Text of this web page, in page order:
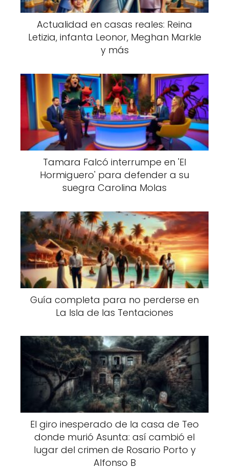
Actualidad en casas reales: Reina
Letizia, infanta Leonor, Meghan Markle
y más
Tamara Falcó interrumpe en 'El
Hormiguero' para defender a su
suegra Carolina Molas
Guía completa para no perderse en
La Isla de las Tentaciones
El giro inesperado de la casa de Teo
donde murió Asunta: así cambió el
lugar del crimen de Rosario Porto y
Alfonso B